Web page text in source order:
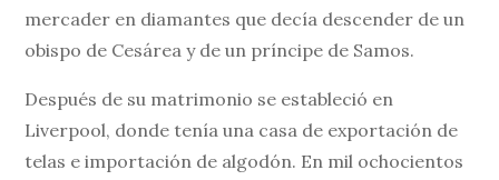
mercader en diamantes que decía descender de un
obispo de Cesárea y de un príncipe de Samos.
Después de su matrimonio se estableció en
Liverpool, donde tenía una casa de exportación de
telas e importación de algodón. En mil ochocientos